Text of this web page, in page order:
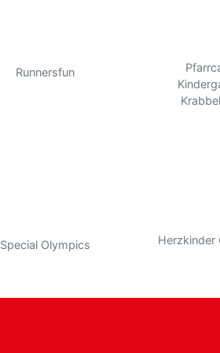
Runnersfun
Special Olympics Herzkinder